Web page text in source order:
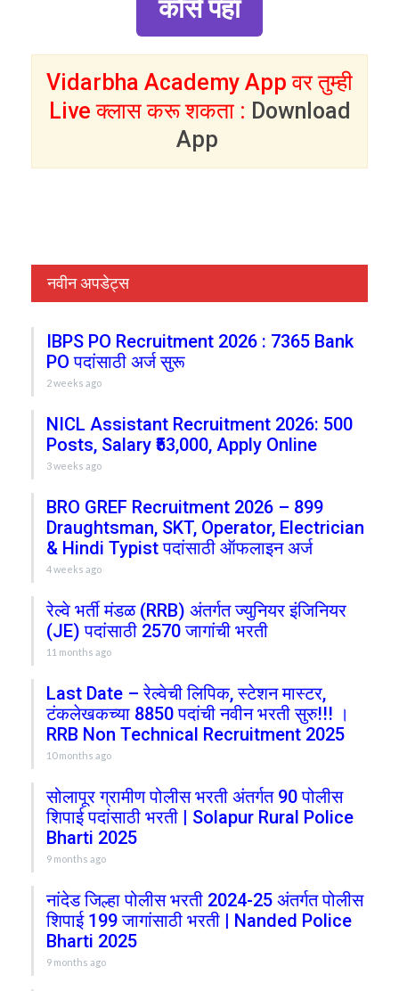
कोर्स पहा
Vidarbha Academy App वर तुम्ही
Live क्लास करू शकता : Download
App
नवीन अपडेट्स
IBPS PO Recruitment 2026 : 7365 Bank
PO पदांसाठी अर्ज सुरू
2 weeks ago
NICL Assistant Recruitment 2026: 500
Posts, Salary ₹53,000, Apply Online
3 weeks ago
BRO GREF Recruitment 2026 – 899
Draughtsman, SKT, Operator, Electrician
& Hindi Typist पदांसाठी ऑफलाइन अर्ज
4 weeks ago
रेल्वे भर्ती मंडळ (RRB) अंतर्गत ज्युनियर इंजिनियर
(JE) पदांसाठी 2570 जागांची भरती
11 months ago
Last Date – रेल्वेची लिपिक, स्टेशन मास्टर,
टंकलेखकच्या 8850 पदांची नवीन भरती सुरु!!! ।
RRB Non Technical Recruitment 2025
10 months ago
सोलापूर ग्रामीण पोलीस भरती अंतर्गत 90 पोलीस
शिपाई पदांसाठी भरती | Solapur Rural Police
Bharti 2025
9 months ago
नांदेड जिल्हा पोलीस भरती 2024-25 अंतर्गत पोलीस
शिपाई 199 जागांसाठी भरती | Nanded Police
Bharti 2025
9 months ago